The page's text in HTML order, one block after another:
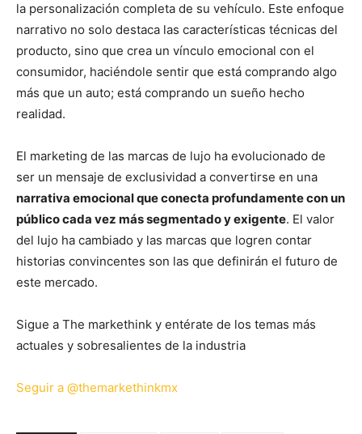
la personalización completa de su vehículo. Este enfoque
narrativo no solo destaca las características técnicas del
producto, sino que crea un vínculo emocional con el
consumidor, haciéndole sentir que está comprando algo
más que un auto; está comprando un sueño hecho
realidad.
El marketing de las marcas de lujo ha evolucionado de
ser un mensaje de exclusividad a convertirse en una
narrativa emocional que conecta profundamente con un
público cada vez más segmentado y exigente. El valor
del lujo ha cambiado y las marcas que logren contar
historias convincentes son las que definirán el futuro de
este mercado.
Sigue a The markethink y entérate de los temas más
actuales y sobresalientes de la industria
Seguir a @themarkethinkmx